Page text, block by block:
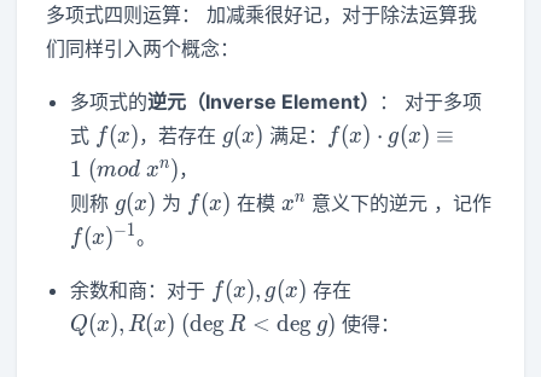
多项式四则运算： 加减乘很好记，对于除法运算我
们同样引入两个概念：
多项式的逆元（Inverse Element）
： 对于多项
式 f(x)
f(x)，若存在 g(x)
g(x) 满足：
f(x)\cdot
1~
(mod~x^n)
f(x) ⋅ g(x) ≡
1 (mod xn )，
则称 g(x)
g(x) 为 f(x)
f(x) 在模x^n
xn 意义下的逆元 ，记作
f(x)^{-1}
f(x)−1。
余数和商：对于 f(x),g(x)
f(x), g(x) 存在
(\deg
R<\deg g)
Q(x), R(x) (deg R < deg g) 使得：